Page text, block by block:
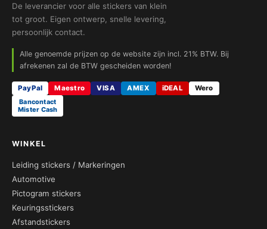
De leverancier voor alle stickers van klein
tot groot. Eigen ontwerp, snelle levering,
persoonlijk contact.
Alle genoemde prijzen op de website zijn incl. 21% BTW. Bij
afrekenen zal de BTW gescheiden worden!
PayPal Maestro VISA AMEX iDEAL
Wero
Bancontact
Mister Cash
WINKEL
Leiding stickers / Markeringen
Automotive
Pictogram stickers
Keuringsstickers
Afstandstickers